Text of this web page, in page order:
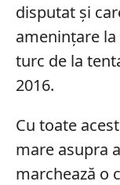
disputat și
amenințare
turc de la
2016.
Cu toate
mare asupra
marchează o